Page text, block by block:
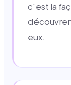
c'est la
eux.